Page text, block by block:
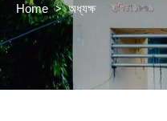
Home > অধ্যক্ষ